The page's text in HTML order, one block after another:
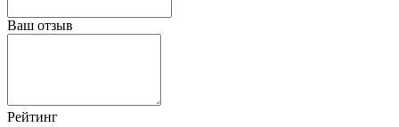
Ваш отзыв
Рейтинг